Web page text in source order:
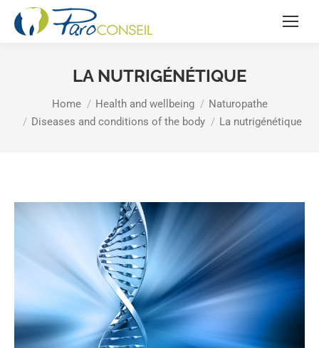
LA NUTRIGÉNÉTIQUE
You are here:
Home Health and wellbeing
Naturopathe
Diseases and conditions of the body
La nutrigénétique